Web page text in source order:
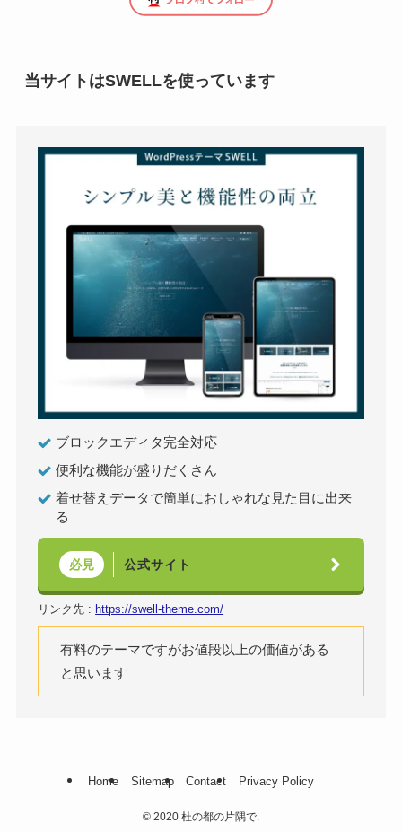
当サイトはSWELLを使っています
ブロックエディタ完全対応
便利な機能が盛りだくさん
着せ替えデータで簡単におしゃれな見た目に出来
る
必見 公式サイト
リンク先 : https://swell-theme.com/
有料のテーマですがお値段以上の価値がある
と思います
Home Sitemap Contact Privacy Policy
© 2020 杜の都の片隅で.